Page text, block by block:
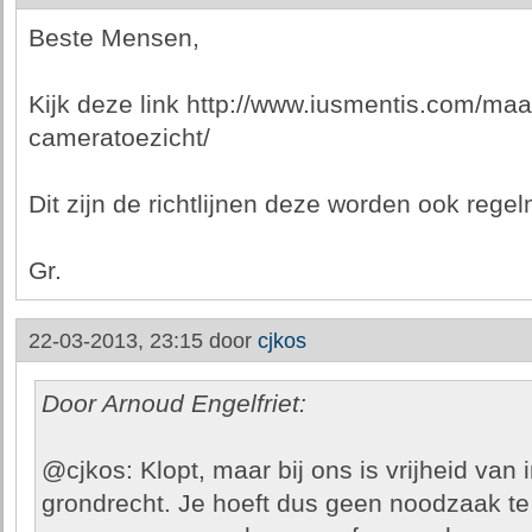
Beste Mensen,
Kijk deze link http://www.iusmentis.com/
cameratoezicht/
Dit zijn de richtlijnen deze worden ook
Gr.
22-03-2013, 23:15 door cjkos
Door Arnoud Engelfriet:
@cjkos: Klopt, maar bij ons is vrijheid van
grondrecht. Je hoeft dus geen noodzaak